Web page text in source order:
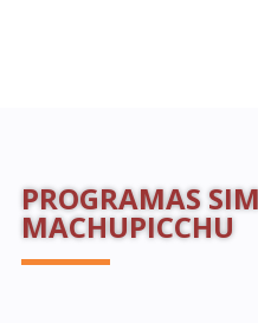
PROGRAMAS
MACHUPICCHU